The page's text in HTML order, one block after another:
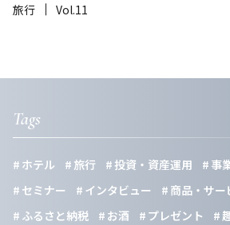
旅行 Vol.11
Tags
ホテル 旅行 投資・資産運用
事
セミナー
インタビュー 商品・サー
ふるさと納税
お酒 プレゼント